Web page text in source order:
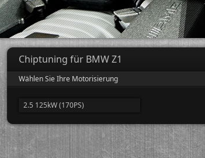
Chiptuning für BMW Z1
Wählen Sie Ihre Motorisierung
2.5 125kW (170PS)